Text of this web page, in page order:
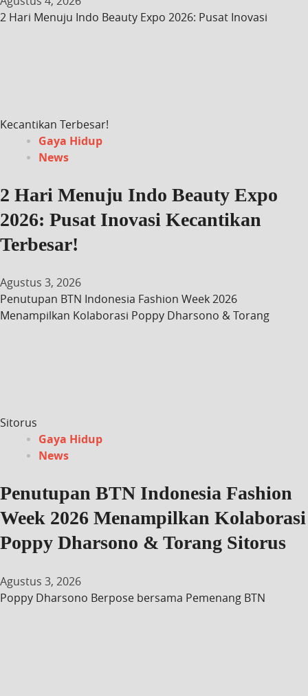
2 Hari Menuju Indo Beauty Expo 2026: Pusat Inovasi
Kecantikan Terbesar!
Gaya Hidup
News
2 Hari Menuju Indo Beauty Expo
2026: Pusat Inovasi Kecantikan
Terbesar!
Agustus 3, 2026
Penutupan BTN Indonesia Fashion Week 2026
Menampilkan Kolaborasi Poppy Dharsono & Torang
Sitorus
Gaya Hidup
News
Penutupan BTN Indonesia Fashion
Week 2026 Menampilkan Kolaborasi
Poppy Dharsono & Torang Sitorus
Agustus 3, 2026
Poppy Dharsono Berpose bersama Pemenang BTN